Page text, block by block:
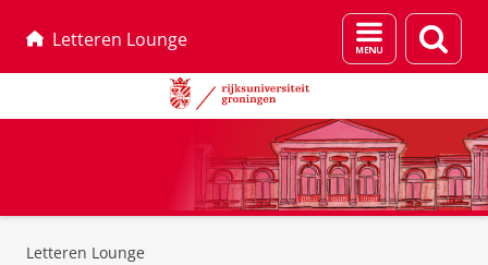
Letteren Lounge
Menu
en
Letteren Lounge